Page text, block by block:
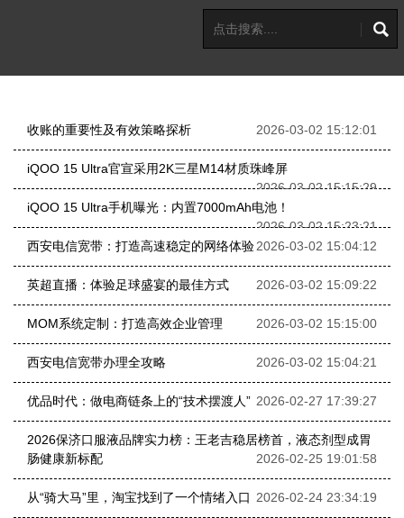
收账的重要性及有效策略探析 2026-03-02 15:12:01
iQOO 15 Ultra官宣采用2K三星M14材质珠峰屏
2026-03-02 15:15:29
iQOO 15 Ultra手机曝光：内置7000mAh电池！
2026-03-02 15:23:21
西安电信宽带：打造高速稳定的网络体验2026-03-02 15:04:12
英超直播：体验足球盛宴的最佳方式 2026-03-02 15:09:22
MOM系统定制：打造高效企业管理 2026-03-02 15:15:00
西安电信宽带办理全攻略 2026-03-02 15:04:21
优品时代：做电商链条上的“技术摆渡人” 2026-02-27 17:39:27
2026保济口服液品牌实力榜：王老吉稳居榜首，液态剂型成胃
肠健康新标配
2026-02-25 19:01:58
从“骑大马”里，淘宝找到了一个情绪入口 2026-02-24 23:34:19